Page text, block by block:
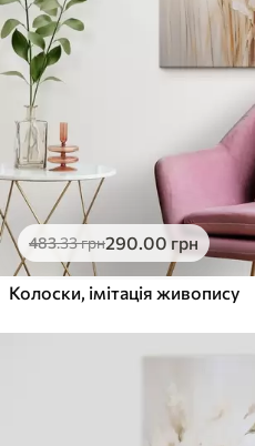
483.33грн290.00 грн
Колоски, імітація живопису